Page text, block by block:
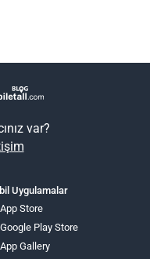
var?
Uygulamalar
App Store
Google Play Store
App Gallery